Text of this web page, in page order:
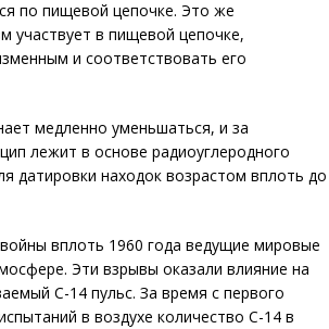
по пищевой цепочке. Это же
участвует в пищевой цепочке,
и соответствовать его
медленно уменьшаться, и за
лежит в основе радиоуглеродного
датировки находок возрастом вплоть до
вплоть 1960 года ведущие мировые
Эти взрывы оказали влияние на
С-14 пульс. За время с первого
в воздухе количество С-14 в